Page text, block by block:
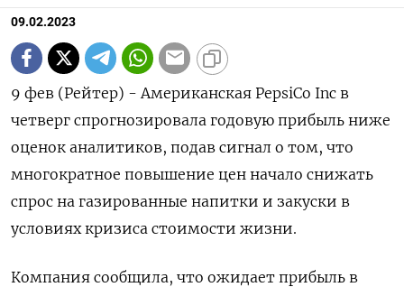
09.02.2023
9 фев (Рейтер) - Американская PepsiCo Inc в
четверг спрогнозировала годовую прибыль ниже
оценок аналитиков, подав сигнал о том, что
многократное повышение цен начало снижать
спрос на газированные напитки и закуски в
условиях кризиса стоимости жизни.
Компания сообщила, что ожидает прибыль в